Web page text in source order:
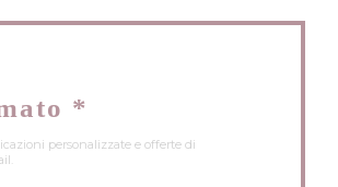
*
personalizzate e offerte di